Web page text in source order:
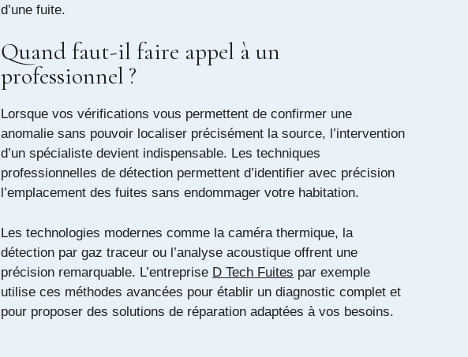
d’une fuite.
Quand faut-il faire appel à un
professionnel ?
Lorsque vos vérifications vous permettent de confirmer une
anomalie sans pouvoir localiser précisément la source, l’intervention
d’un spécialiste devient indispensable. Les techniques
professionnelles de détection permettent d’identifier avec précision
l’emplacement des fuites sans endommager votre habitation.
Les technologies modernes comme la caméra thermique, la
détection par gaz traceur ou l’analyse acoustique offrent une
précision remarquable. L’entreprise D Tech Fuites par exemple
utilise ces méthodes avancées pour établir un diagnostic complet et
pour proposer des solutions de réparation adaptées à vos besoins.